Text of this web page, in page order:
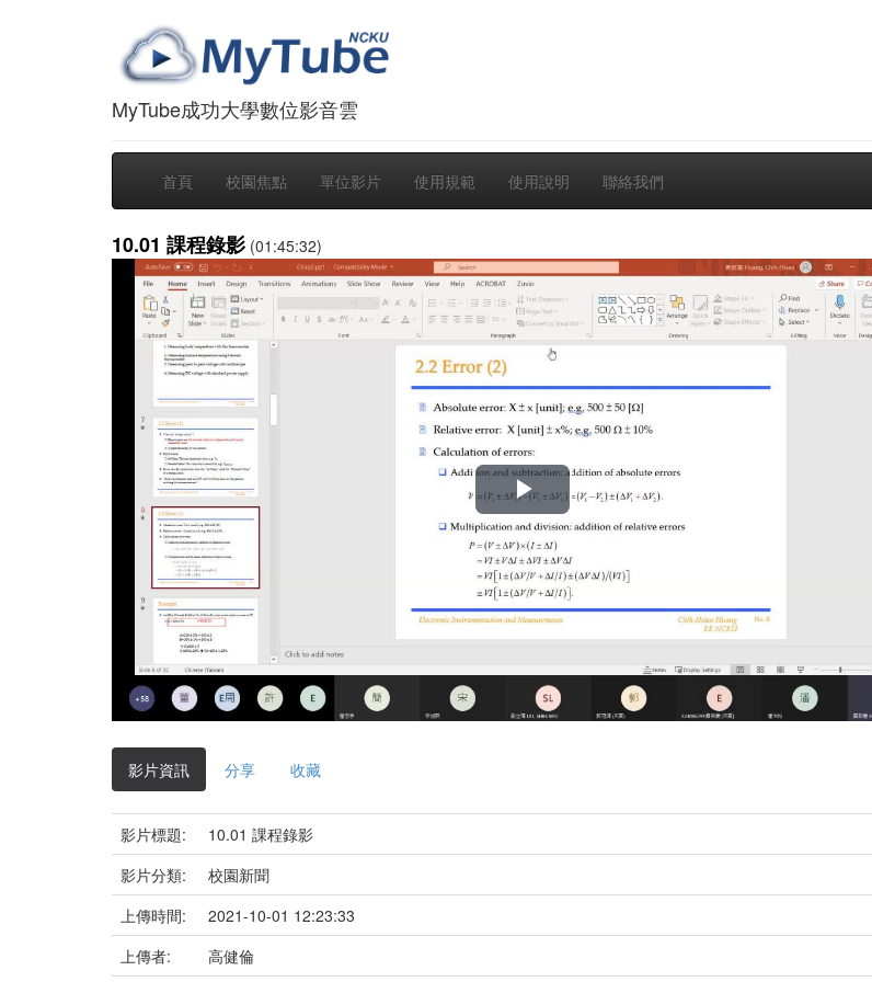
MyTube成功大學數位影音雲
首頁 校園焦點 單位影片 使用規範 使用說明 聯絡我們
10.01 課程錄影 (01:45:32)
播
放
影
影片資訊 分享 收藏
影片標題:
10.01 課程錄影
影片分類:
校園新聞
上傳時間:
2021-10-01 12:23:33
上傳者:
高健倫